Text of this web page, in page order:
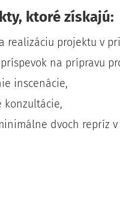
ktoré získajú:
realizáciu projektu v
na prípravu
inscenácie,
konzultácie,
dvoch repríz